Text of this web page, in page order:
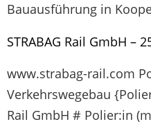
Bauausführung in
STRABAG Rail GmbH –
www.strabag-rail.com
Verkehrswegebau
Rail GmbH # Polier:in